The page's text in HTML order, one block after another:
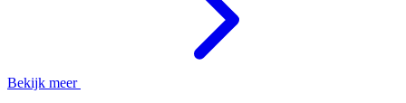
Bekijk meer